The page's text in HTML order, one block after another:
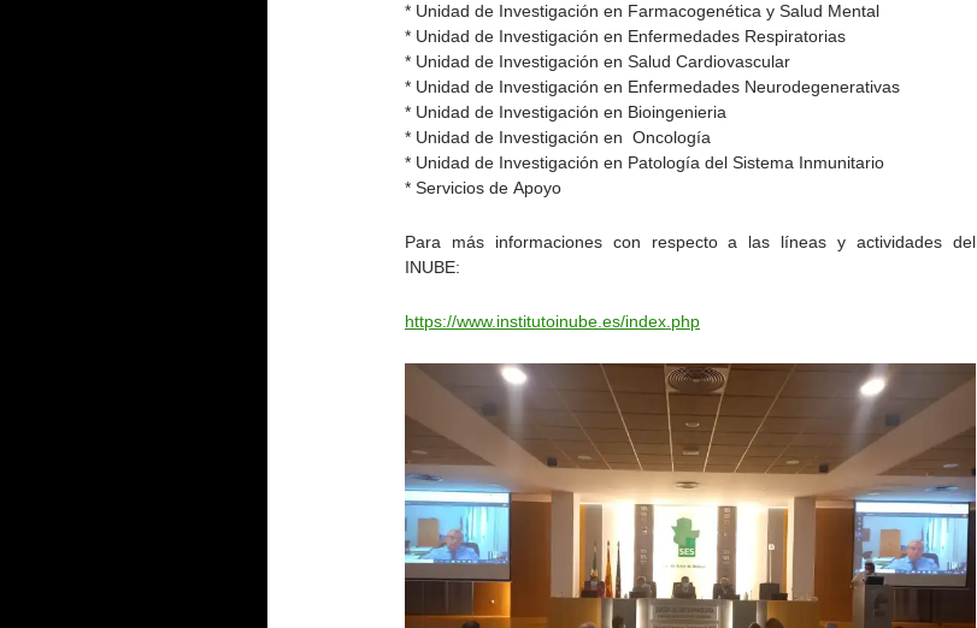
* Unidad de Investigación en Farmacogenética y Salud Mental
* Unidad de Investigación en Enfermedades Respiratorias
* Unidad de Investigación en Salud Cardiovascular
* Unidad de Investigación en Enfermedades Neurodegenerativas
* Unidad de Investigación en Bioingenieria
* Unidad de Investigación en Oncología
* Unidad de Investigación en Patología del Sistema Inmunitario
* Servicios de Apoyo
Para más informaciones con respecto a las líneas y actividades del
INUBE:
https://www.institutoinube.es/index.php